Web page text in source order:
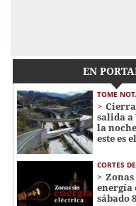
EN
TOME
salida a
la
este es
CORTES
energía
sábado